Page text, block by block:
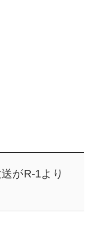
がR-1より